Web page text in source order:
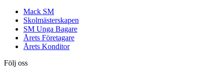
Mack SM
Skolmästerskapen
SM Unga Bagare
Årets Företagare
Årets Konditor
Följ oss